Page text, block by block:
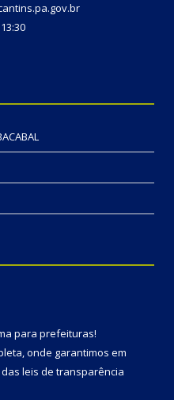
para prefeituras!
onde garantimos em
leis de transparência